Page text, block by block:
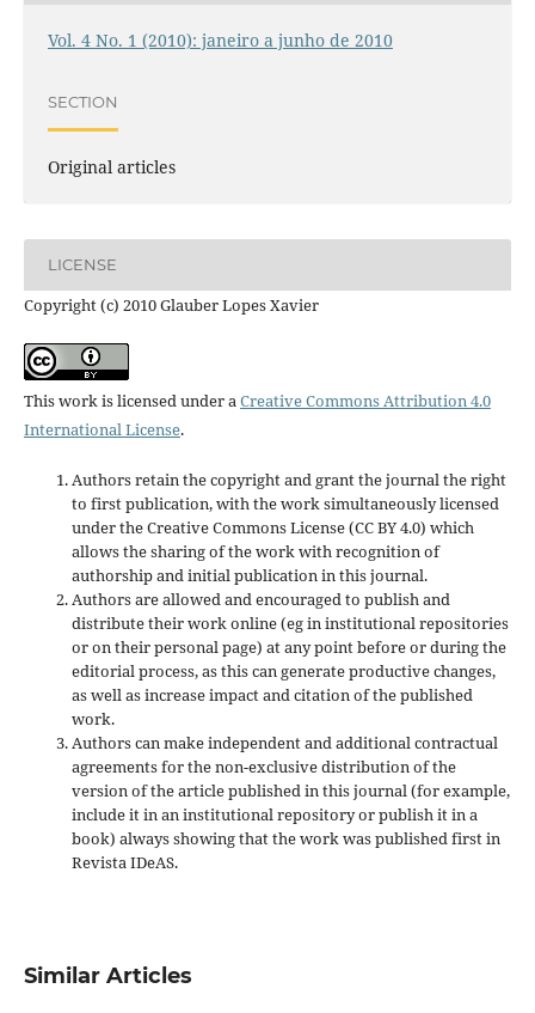
Vol. 4 No. 1 (2010): janeiro a junho de 2010
SECTION
Original articles
LICENSE
Copyright (c) 2010 Glauber Lopes Xavier
This work is licensed under aCreative Commons Attribution 4.0
International License.
Authors retain the copyright and grant the journal the right
to first publication, with the work simultaneously licensed
under the Creative Commons License (CC BY 4.0) which
allows the sharing of the work with recognition of
authorship and initial publication in this journal.
Authors are allowed and encouraged to publish and
distribute their work online (eg in institutional repositories
or on their personal page) at any point before or during the
editorial process, as this can generate productive changes,
as well as increase impact andcitation of the published
work.
Authors can make independent and additional contractual
agreements for the non-exclusive distribution of the
version of the article published in this journal (for example,
include it in an institutional repository or publish it in a
book) always showing that the work was published firstin
Revista IDeAS.
Similar Articles